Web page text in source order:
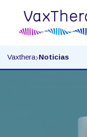
Noticias
Vaxthera›Noticias